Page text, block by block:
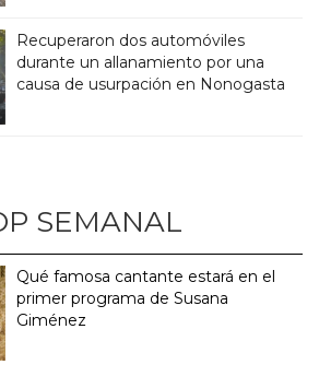
Recuperaron dos automóviles
durante un allanamiento por una
causa de usurpación en Nonogasta
SEMANAL
Qué famosa cantante estará en el
primer programa de Susana
Giménez